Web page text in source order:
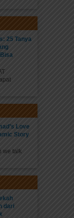
25 Tanya
Love
Story
we talk
dari